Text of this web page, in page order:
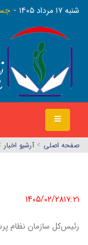
شنبه ١٧ مرداد ١٤٠٥
صفحه اصلي > آرشیو اخبار
1405/02/28١٧:٢١
رئیس‌کل سازمان نظام